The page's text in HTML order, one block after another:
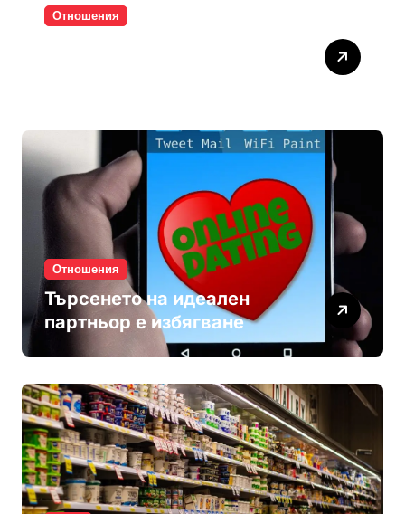
Отношения
Отношения
Търсенето на идеален
партньор е избягване